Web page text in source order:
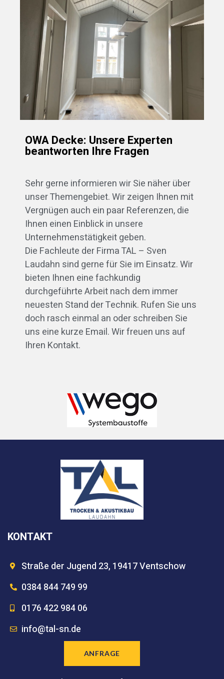
OWA Decke: Unsere Experten
beantworten Ihre Fragen
Sehr gerne informieren wir Sie näher über
unser Themengebiet. Wir zeigen Ihnen mit
Vergnügen auch ein paar Referenzen, die
Ihnen einen Einblick in unsere
Unternehmenstätigkeit geben.
Die Fachleute der Firma TAL – Sven
Laudahn sind gerne für Sie im Einsatz. Wir
bieten Ihnen eine fachkundig
durchgeführte Arbeit nach dem immer
neuesten Stand der Technik. Rufen Sie uns
doch rasch einmal an oder schreiben Sie
uns eine kurze Email. Wir freuen uns auf
Ihren Kontakt.
KONTAKT
Straße der Jugend 23, 19417 Ventschow
0384 844 749 99
0176 422 984 06
info@tal-sn.de
ANFRAGE